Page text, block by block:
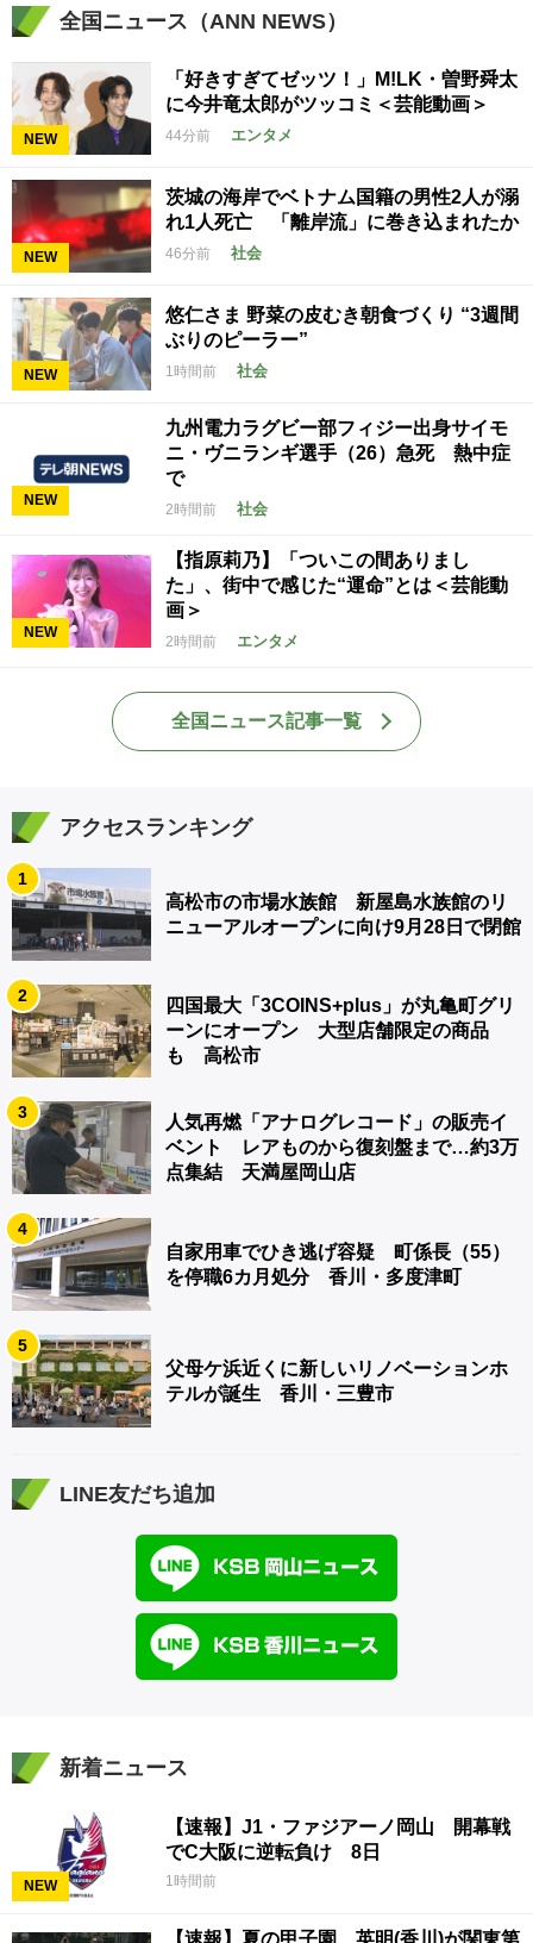
全国ニュース（ANN NEWS）
NEW
「好きすぎてゼッツ！」M!LK・曽野舜太
に今井竜太郎がツッコミ＜芸能動画＞
44分前 エンタメ
NEW
茨城の海岸でベトナム国籍の男性2人が溺
れ1人死亡 「離岸流」に巻き込まれたか
46分前 社会
NEW
悠仁さま 野菜の皮むき朝食づくり “3週間
ぶりのピーラー”
1時間前 社会
NEW
九州電力ラグビー部フィジー出身サイモ
ニ・ヴニランギ選手（26）急死 熱中症
で
2時間前 社会
NEW
【指原莉乃】「ついこの間ありまし
た」、街中で感じた“運命”とは＜芸能動
画＞
2時間前 エンタメ
全国ニュース記事一覧
アクセスランキング
1
高松市の市場水族館 新屋島水族館のリ
ニューアルオープンに向け9月28日で閉館
2
四国最大「3COINS+plus」が丸亀町グリ
ーンにオープン 大型店舗限定の商品
も 高松市
3
人気再燃「アナログレコード」の販売イ
ベント レアものから復刻盤まで…約3万
点集結 天満屋岡山店
4
自家用車でひき逃げ容疑 町係長（55）
を停職6カ月処分 香川・多度津町
5
父母ケ浜近くに新しいリノベーションホ
テルが誕生 香川・三豊市
LINE友だち追加
新着ニュース
NEW
【速報】J1・ファジアーノ岡山 開幕戦
でC大阪に逆転負け 8日
1時間前
【速報】夏の甲子園 英明(香川)が関東第